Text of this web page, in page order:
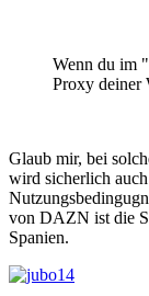
Wenn du im
Proxy deiner
Glaub mir, bei
wird sicherlich
von DAZN ist die
Spanien.